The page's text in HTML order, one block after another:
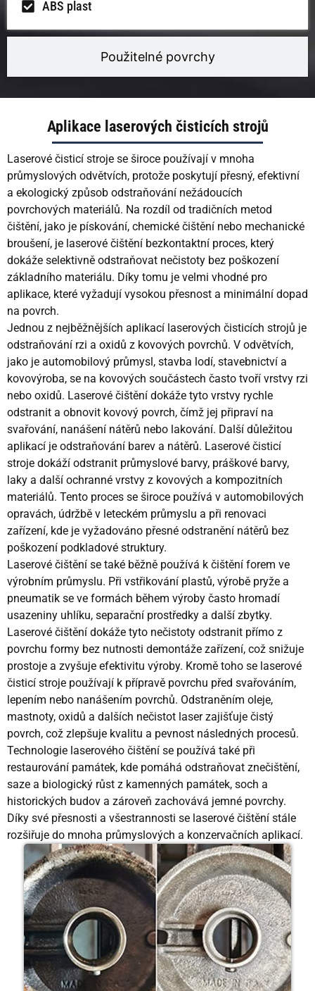
Použitelné povrchy
ABS plast
Aplikace laserových čisticích strojů
Laserové čisticí stroje se široce používají v mnoha
průmyslových odvětvích, protože poskytují přesný, efektivní
a ekologický způsob odstraňování nežádoucích
povrchových materiálů. Na rozdíl od tradičních metod
čištění, jako je pískování, chemické čištění nebo mechanické
broušení, je laserové čištění bezkontaktní proces, který
dokáže selektivně odstraňovat nečistoty bez poškození
základního materiálu. Díky tomu je velmi vhodné pro
aplikace, které vyžadují vysokou přesnost a minimální dopad
na povrch.
Jednou z nejběžnějších aplikací laserových čisticích strojů je
odstraňování rzi a oxidů z kovových povrchů. V odvětvích,
jako je automobilový průmysl, stavba lodí, stavebnictví a
kovovýroba, se na kovových součástech často tvoří vrstvy rzi
nebo oxidů. Laserové čištění dokáže tyto vrstvy rychle
odstranit a obnovit kovový povrch, čímž jej připraví na
svařování, nanášení nátěrů nebo lakování. Další důležitou
aplikací je odstraňování barev a nátěrů. Laserové čisticí
stroje dokáží odstranit průmyslové barvy, práškové barvy,
laky a další ochranné vrstvy z kovových a kompozitních
materiálů. Tento proces se široce používá v automobilových
opravách, údržbě v leteckém průmyslu a při renovaci
zařízení, kde je vyžadováno přesné odstranění nátěrů bez
poškození podkladové struktury.
Laserové čištění se také běžně používá k čištění forem ve
výrobním průmyslu. Při vstřikování plastů, výrobě pryže a
pneumatik se ve formách během výroby často hromadí
usazeniny uhlíku, separační prostředky a další zbytky.
Laserové čištění dokáže tyto nečistoty odstranit přímo z
povrchu formy bez nutnosti demontáže zařízení, což snižuje
prostoje a zvyšuje efektivitu výroby. Kromě toho se laserové
čisticí stroje používají k přípravě povrchu před svařováním,
lepením nebo nanášením povrchů. Odstraněním oleje,
mastnoty, oxidů a dalších nečistot laser zajišťuje čistý
povrch, což zlepšuje kvalitu a pevnost následných procesů.
Technologie laserového čištění se používá také při
restaurování památek, kde pomáhá odstraňovat znečištění,
saze a biologický růst z kamenných památek, soch a
historických budov a zároveň zachovává jemné povrchy.
Díky své přesnosti a všestrannosti se laserové čištění stále
rozšiřuje do mnoha průmyslových a konzervačních aplikací.